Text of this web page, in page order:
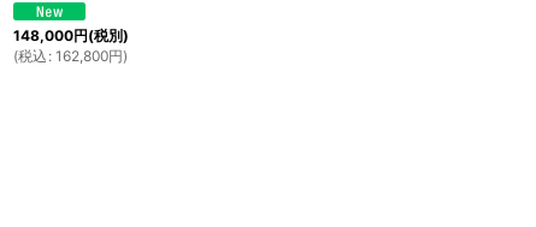
148,000円(税別)
(税込 : 162,800円)